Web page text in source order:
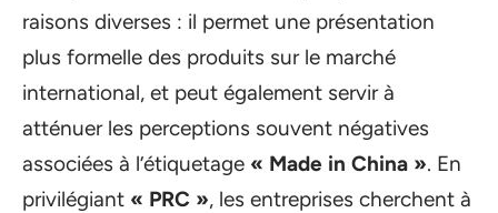
raisons diverses : il permet une présentation
plus formelle des produits sur le marché
international, et peut également servir à
atténuer les perceptions souvent négatives
associées à l’étiquetage « Made in China ». En
privilégiant « PRC », les entreprises cherchent à